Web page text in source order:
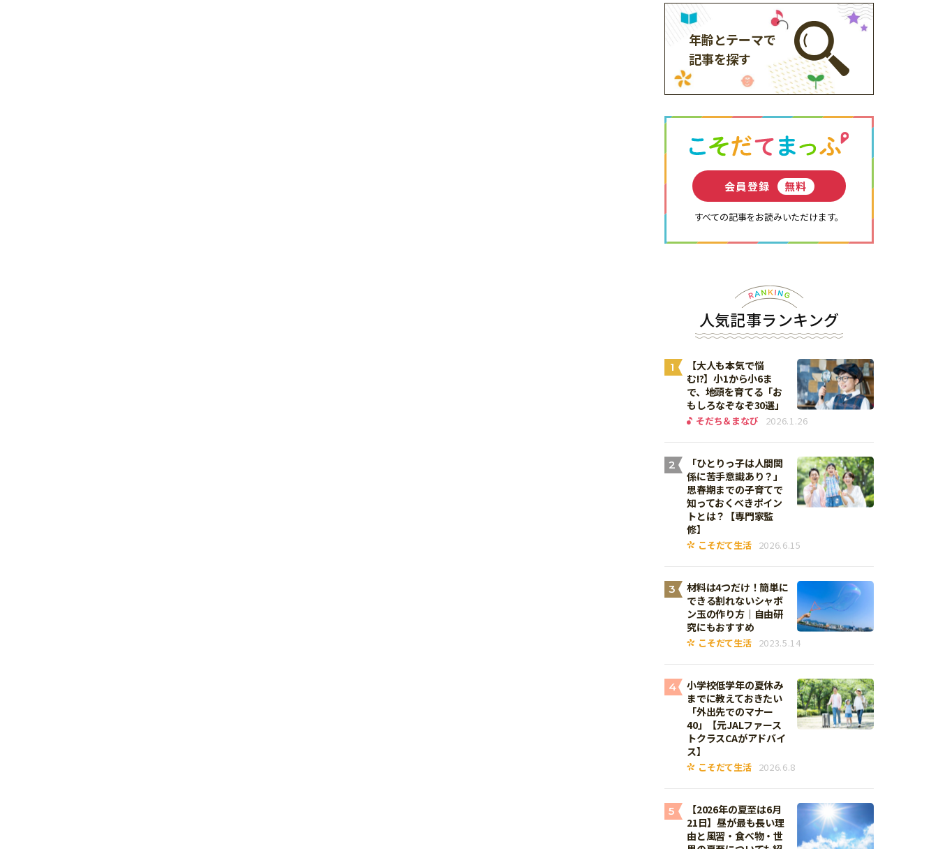
年齢とテーマで
記事を探す
会員登録 無料
すべての記事をお読みいただけます。
人気記事ランキング
1
【大人も本気で悩
む!?】小1から小6ま
で、地頭を育てる「お
もしろなぞなぞ30選」
そだち＆まなび 2026.1.26
2
「ひとりっ子は人間関
係に苦手意識あり？」
思春期までの子育てで
知っておくべきポイン
トとは？【専門家監
修】
こそだて生活 2026.6.15
3
材料は4つだけ！簡単に
できる割れないシャボ
ン玉の作り方｜自由研
究にもおすすめ
こそだて生活 2023.5.14
4
小学校低学年の夏休み
までに教えておきたい
「外出先でのマナー
40」【元JALファース
トクラスCAがアドバイ
ス】
こそだて生活 2026.6.8
5
【2026年の夏至は6月
21日】昼が最も長い理
由と風習・食べ物・世